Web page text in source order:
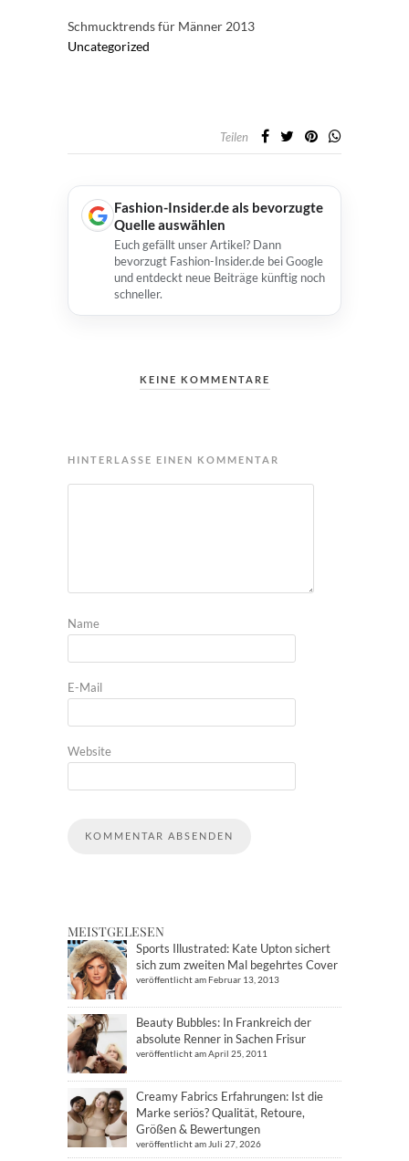
Schmucktrends für Männer 2013
Uncategorized
Teilen
Fashion-Insider.de als bevorzugte
Quelle auswählen
Euch gefällt unser Artikel? Dann
bevorzugt Fashion-Insider.de bei Google
und entdeckt neue Beiträge künftig noch
schneller.
KEINE KOMMENTARE
HINTERLASSE EINEN KOMMENTAR
Name
E-Mail
Website
MEISTGELESEN
Sports Illustrated: Kate Upton sichert
sich zum zweiten Mal begehrtes Cover
veröffentlicht am Februar 13, 2013
Beauty Bubbles: In Frankreich der
absolute Renner in Sachen Frisur
veröffentlicht am April 25, 2011
Creamy Fabrics Erfahrungen: Ist die
Marke seriös? Qualität, Retoure,
Größen & Bewertungen
veröffentlicht am Juli 27, 2026